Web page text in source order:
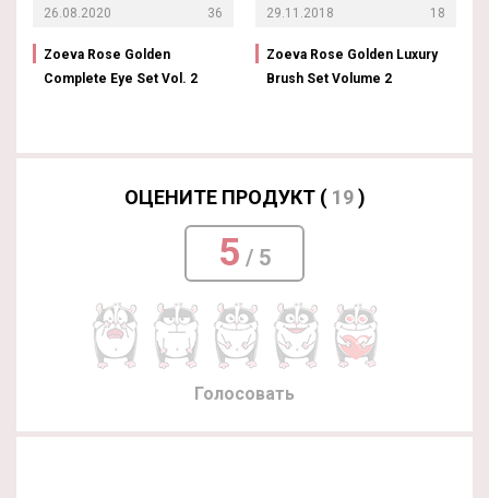
26.08.2020 36
Zoeva Rose Golden
Complete Eye Set Vol. 2
29.11.2018 18
Zoeva Rose Golden Luxury
Brush Set Volume 2
ОЦЕНИТЕ ПРОДУКТ ( 19)
5 / 5
Голосовать